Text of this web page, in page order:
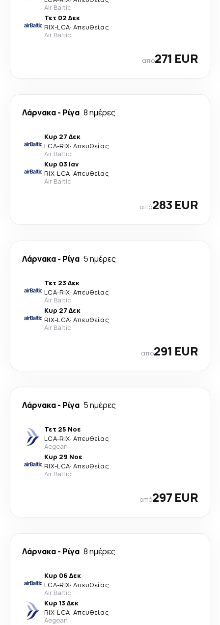
Air Baltic
Τετ 02 Δεκ
RIX-LCA· Απευθείας
Air Baltic
από271 EUR
Λάρνακα- Ρίγα 8 ημέρες
Κυρ 27 Δεκ
LCA-RIX· Απευθείας
Air Baltic
Κυρ 03 Ιαν
RIX-LCA· Απευθείας
Air Baltic
από283 EUR
Λάρνακα- Ρίγα 5 ημέρες
Τετ 23 Δεκ
LCA-RIX· Απευθείας
Air Baltic
Κυρ 27 Δεκ
RIX-LCA· Απευθείας
Air Baltic
από291 EUR
Λάρνακα- Ρίγα 5 ημέρες
Τετ 25 Νοε
LCA-RIX· Απευθείας
Aegean
Κυρ 29 Νοε
RIX-LCA· Απευθείας
Air Baltic
από297 EUR
Λάρνακα- Ρίγα 8 ημέρες
Κυρ 06 Δεκ
LCA-RIX· Απευθείας
Air Baltic
Κυρ 13 Δεκ
RIX-LCA· Απευθείας
Aegean